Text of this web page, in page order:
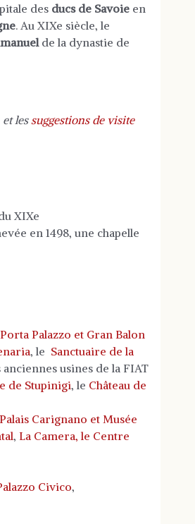
des ducs de Savoie en
. Au XIXe siècle, le
de la dynastie de
et lessuggestions de visite
XIXe
en 1498, une chapelle
Palazzo et Gran Balon
, le Sanctuaire de la
anciennes usines de la FIAT
de Stupinigi, le Château de
Palais Carignano et Musée
, La Camera, le Centre
Civico,